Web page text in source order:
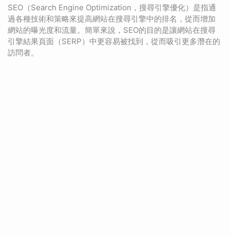
SEO（Search Engine Optimization，搜尋引擎優化）是指通
過各種技術和策略來提高網站在搜尋引擎中的排名，從而增加
網站的曝光度和流量。簡單來說，SEO的目的是讓網站在搜尋
引擎結果頁面（SERP）中更容易被找到，從而吸引更多潛在的
訪問者。